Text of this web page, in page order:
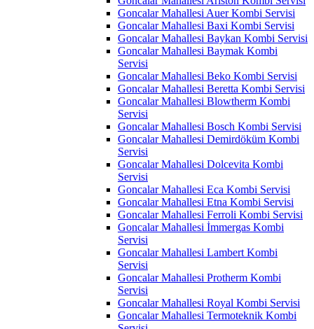
Goncalar Mahallesi Auer Kombi Servisi
Goncalar Mahallesi Baxi Kombi Servisi
Goncalar Mahallesi Baykan Kombi Servisi
Goncalar Mahallesi Baymak Kombi
Servisi
Goncalar Mahallesi Beko Kombi Servisi
Goncalar Mahallesi Beretta Kombi Servisi
Goncalar Mahallesi Blowtherm Kombi
Servisi
Goncalar Mahallesi Bosch Kombi Servisi
Goncalar Mahallesi Demirdöküm Kombi
Servisi
Goncalar Mahallesi Dolcevita Kombi
Servisi
Goncalar Mahallesi Eca Kombi Servisi
Goncalar Mahallesi Etna Kombi Servisi
Goncalar Mahallesi Ferroli Kombi Servisi
Goncalar Mahallesi İmmergas Kombi
Servisi
Goncalar Mahallesi Lambert Kombi
Servisi
Goncalar Mahallesi Protherm Kombi
Servisi
Goncalar Mahallesi Royal Kombi Servisi
Goncalar Mahallesi Termoteknik Kombi